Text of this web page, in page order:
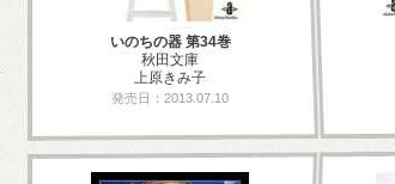
いのちの器 第34巻
秋田文庫
上原きみ子
発売日：2013.07.10